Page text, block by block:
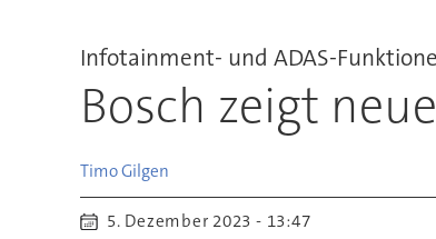
Infotainment- und ADAS-
Bosch zeigt
TimoGilgen
5. Dezember 2023 - 13:47